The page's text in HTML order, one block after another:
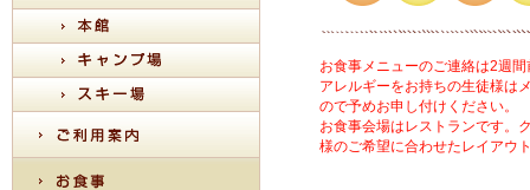
お食事メニューのご連絡は2週
アレルギーをお持ちの生徒様は
ので予めお申し付けください。
お食事会場はレストランです。
様のご希望に合わせたレイアウ